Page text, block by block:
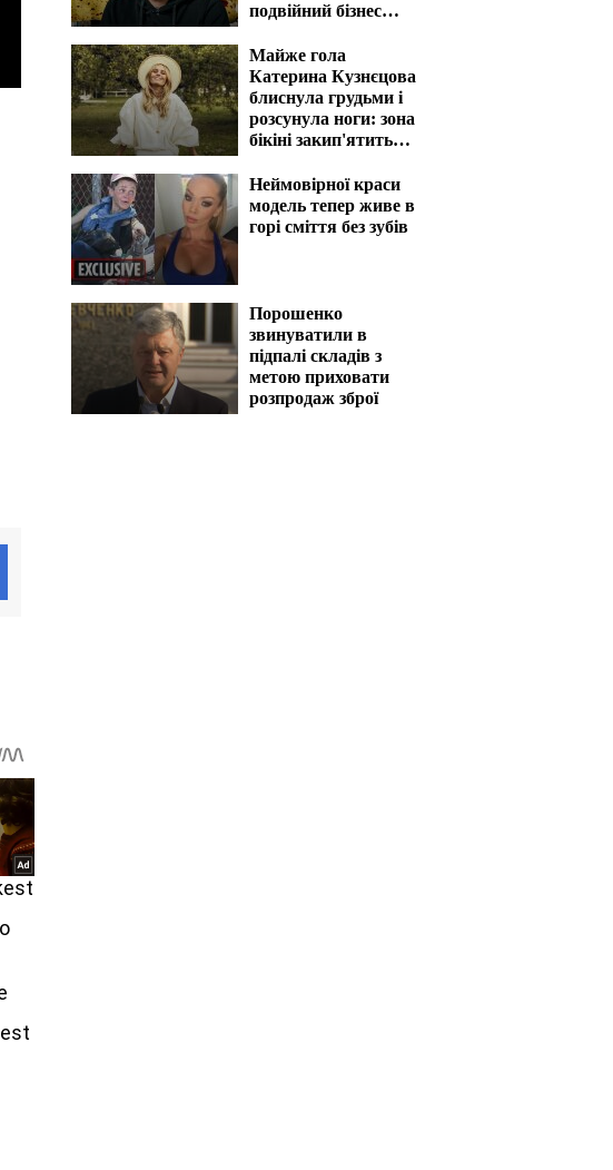
подвійний бізнес
Конотопського
Майже гола
Катерина Кузнєцова
блиснула грудьми і
розсунула ноги: зона
бікіні закип'ятить
Неймовірної краси
модель тепер живе в
горі сміття без зубів
Порошенко
звинуватили в
підпалі складів з
метою приховати
розпродаж зброї